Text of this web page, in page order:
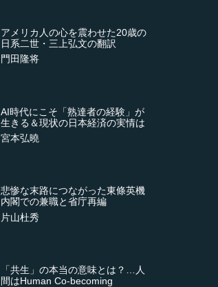
アメリカ人の心を震わせた20歳の
日系二世・三上弘文の翻訳
門田隆将
AI時代にこそ「熟達者の経験」が
生きる＆現状の日本経済の実情は
宮本弘曉
悲惨な末路につながった東條英機
内閣での兼職と省庁再編
片山杜秀
「共生」の本当の意味とは？…人
間はHuman Co-becoming